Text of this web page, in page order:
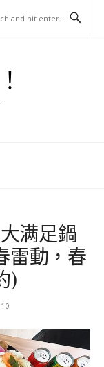
满足鍋
雷動，春
)